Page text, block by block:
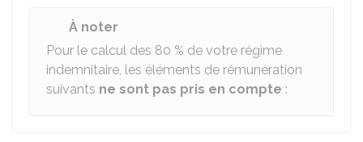
À noter
Pour le calcul des 80 % de votre régime
indemnitaire, les éléments de rémunération
suivants ne sont pas pris en compte :